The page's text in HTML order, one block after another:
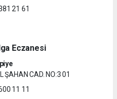
21 61
Eczanesi
ŞAHAN CAD. NO:3 01
11 11